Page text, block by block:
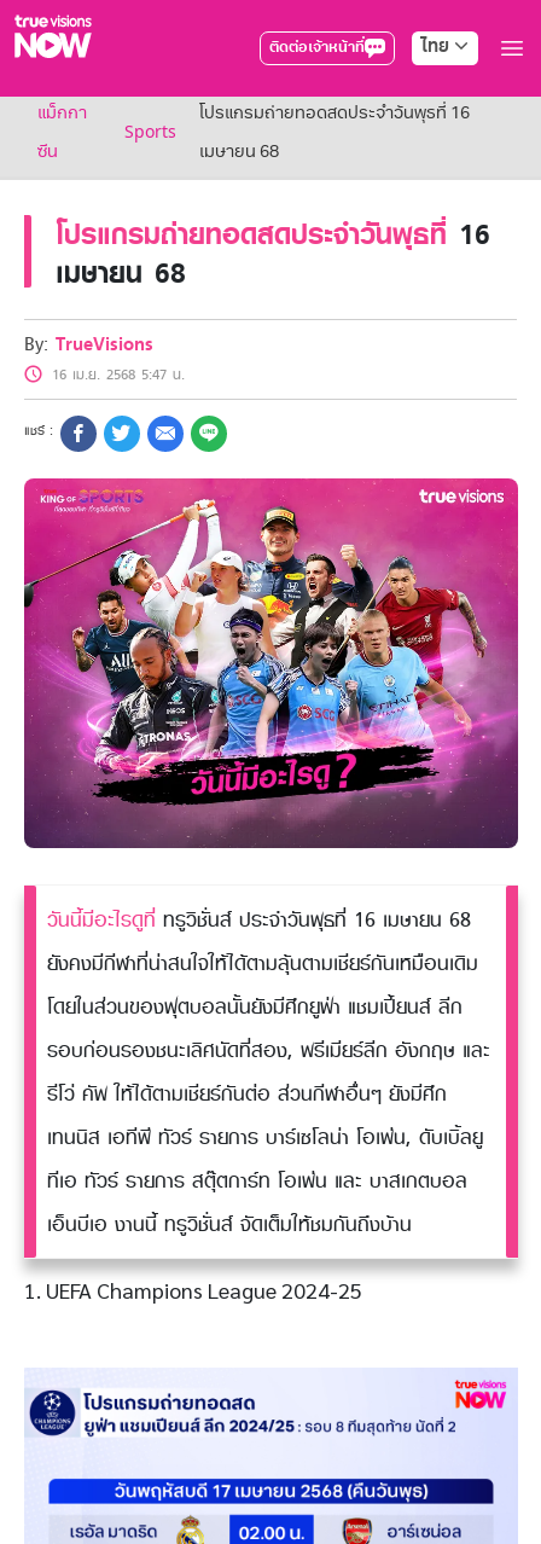
ติดต่อเจ้าหน้าที่ ไทย
True AF2026
แพ็กเกจ
NOW SPORTS
NOW Muay Thai
แพ็กเกจทรูวิชันส์นาวทั้งหมด
เคเบิลและจานดาวเทียม
สิทธิพิเศษ
สิทธิพิเศษลูกค้าทรูวิชั่นส์
Showtime
HoReCa
แพ็กเกจสำหรับผู้ประกอบการ
หาร้านร่วมรายการ
FAQs
แม็กกา
ซีน
Sports
โปรแกรมถ่ายทอดสดประจำวันพุธที่ 16
เมษายน 68
โปรแกรมถ่ายทอดสดประจำวันพุธที่ 16
เมษายน 68
By: TrueVisions
16 เม.ย. 2568 5:47 น.
วันนี้มีอะไรดูที่ ทรูวิชั่นส์ ประจำวันพุธที่ 16 เมษายน 68
ยังคงมีกีฬาที่น่าสนใจให้ได้ตามลุ้นตามเชียร์กันเหมือนเดิม
โดยในส่วนของฟุตบอลนั้นยังมีศึกยูฟ่า แชมเปี้ยนส์ ลีก
รอบก่อนรองชนะเลิศนัดที่สอง, พรีเมียร์ลีก อังกฤษ และ
รีโว่ คัพ ให้ได้ตามเชียร์กันต่อ ส่วนกีฬาอื่นๆ ยังมีศึก
เทนนิส เอทีพี ทัวร์ รายการ บาร์เซโลน่า โอเพ่น, ดับเบิ้ลยู
ทีเอ ทัวร์ รายการ สตุ๊ตการ์ท โอเพ่น และ บาสเกตบอล
เอ็นบีเอ งานนี้ ทรูวิชั่นส์ จัดเต็มให้ชมกันถึงบ้าน
1. UEFA Champions League 2024-25